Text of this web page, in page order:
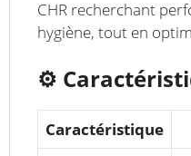
CHR recherchant
hygiène, tout en
⚙️
Caractéristique